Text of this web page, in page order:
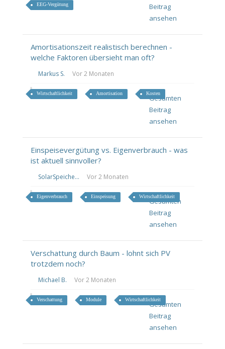
EEG-Vergütung
Beitrag
ansehen
Amortisationszeit realistisch berechnen -
welche Faktoren übersieht man oft?
Markus S. Vor 2 Monaten
Wirtschaftlichkeit Amortisation Kosten
Gesamten
Beitrag
ansehen
Einspeisevergütung vs. Eigenverbrauch - was
ist aktuell sinnvoller?
SolarSpeiche... Vor 2 Monaten
Eigenverbrauch Einspeisung Wirtschaftlichkeit
Gesamten
Beitrag
ansehen
Verschattung durch Baum - lohnt sich PV
trotzdem noch?
Michael B. Vor 2 Monaten
Verschattung Module Wirtschaftlichkeit
Gesamten
Beitrag
ansehen